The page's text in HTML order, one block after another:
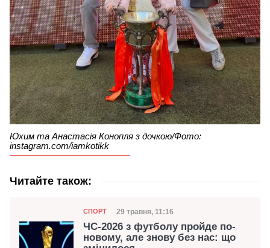
Юхим та Анастасія Конопля з дочкою/Фото:
instagram.com/iamkotikk
Читайте також:
Категорія
СПОРТ Дата публікації
29 травня, 11:16
ЧС-2026 з футболу пройде по-
новому, але знову без нас: що